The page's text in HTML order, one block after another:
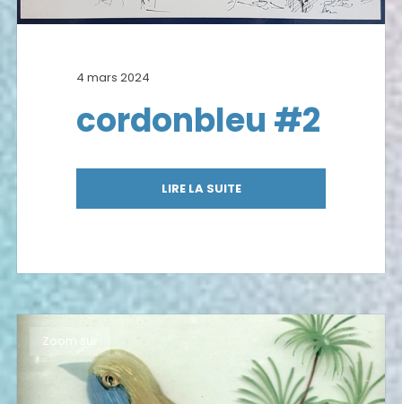
4 mars 2024
cordonbleu #2
LIRE LA SUITE
Zoom sur